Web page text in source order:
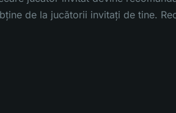
de la jucătorii invitați de tine.